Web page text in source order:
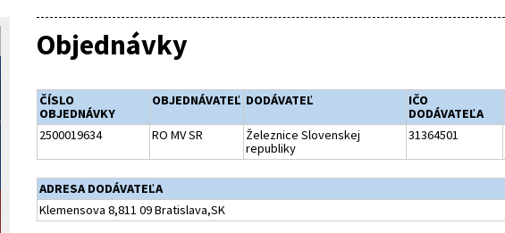
Objednávky
ČÍSLO
OBJEDNÁVKY
OBJEDNÁVATEĽ DODÁVATEĽ
IČO
DODÁVATEĽA
2500019634
RO MV SR
Železnice Slovenskej
republiky
31364501
ADRESA DODÁVATEĽA
Klemensova 8,811 09 Bratislava,SK